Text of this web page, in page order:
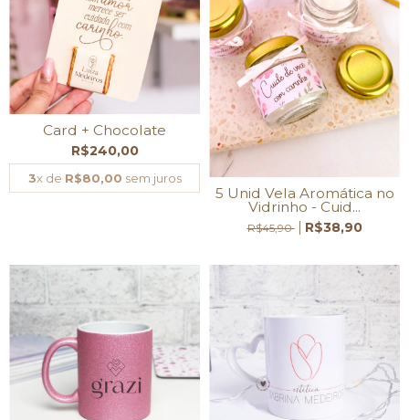
Card + Chocolate
R$240,00
3x de R$80,00 sem juros
5 Unid Vela Aromática no
Vidrinho - Cuid...
R$45,90 R$38,90